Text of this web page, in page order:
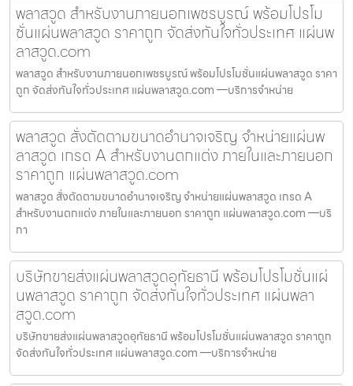
พลาสวูด สำหรับงานภายนอกเพชรบูรณ์ พร้อมโปรโม
ชั่นแผ่นพลาสวูด ราคาถูก จัดส่งทันใจทั่วประเทศ แผ่นพ
ลาสวูด.com
พลาสวูด สำหรับงานภายนอกเพชรบูรณ์ พร้อมโปรโมชั่นแผ่นพลาสวูด ราคา
ถูก จัดส่งทันใจทั่วประเทศ แผ่นพลาสวูด.com —บริการจำหน่าย
พลาสวูด สั่งตัดตามขนาดอำนาจเจริญ จำหน่ายแผ่นพ
ลาสวูด เกรด A สำหรับงานตกแต่ง ภายในและภายนอก
ราคาถูก แผ่นพลาสวูด.com
พลาสวูด สั่งตัดตามขนาดอำนาจเจริญ จำหน่ายแผ่นพลาสวูด เกรด A
สำหรับงานตกแต่ง ภายในและภายนอก ราคาถูก แผ่นพลาสวูด.com —บริ
กา
บริษัทขายส่งแผ่นพลาสวูดอุทัยธานี พร้อมโปรโมชั่นแผ่
นพลาสวูด ราคาถูก จัดส่งทันใจทั่วประเทศ แผ่นพลา
สวูด.com
บริษัทขายส่งแผ่นพลาสวูดอุทัยธานี พร้อมโปรโมชั่นแผ่นพลาสวูด ราคาถูก
จัดส่งทันใจทั่วประเทศ แผ่นพลาสวูด.com —บริการจำหน่าย